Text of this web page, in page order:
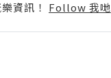
資訊！ Follow 我哋